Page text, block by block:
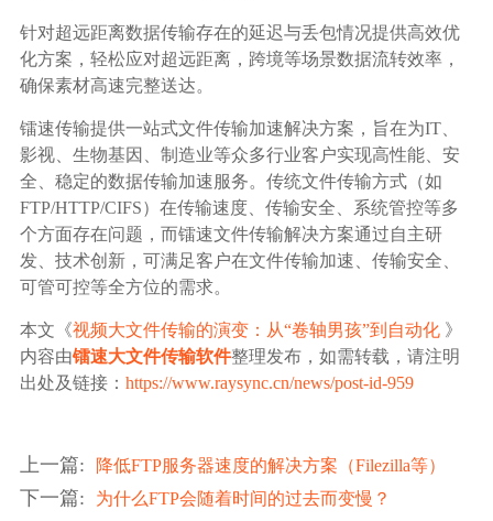
针对超远距离数据传输存在的延迟与丢包情况提供高效优
化方案，轻松应对超远距离，跨境等场景数据流转效率，
确保素材高速完整送达。
镭速传输提供一站式文件传输加速解决方案，旨在为IT、
影视、生物基因、制造业等众多行业客户实现高性能、安
全、稳定的数据传输加速服务。传统文件传输方式（如
FTP/HTTP/CIFS）在传输速度、传输安全、系统管控等多
个方面存在问题，而镭速文件传输解决方案通过自主研
发、技术创新，可满足客户在文件传输加速、传输安全、
可管可控等全方位的需求。
本文《视频大文件传输的演变：从“卷轴男孩”到自动化 》
内容由镭速大文件传输软件整理发布，如需转载，请注明
出处及链接： https://www.raysync.cn/news/post-id-959
上一篇: 降低FTP服务器速度的解决方案（Filezilla等）
下一篇: 为什么FTP会随着时间的过去而变慢？